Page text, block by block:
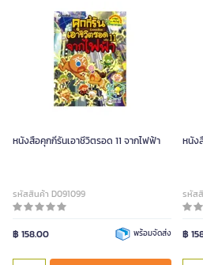
หนังสือคุกกี้รันเอาชีวิตรอด 11 จากไฟฟ้า
รหัสสินค้า D091099
฿ 158.00 พร้อมจัดส่ง
หนัง
รหัส
฿